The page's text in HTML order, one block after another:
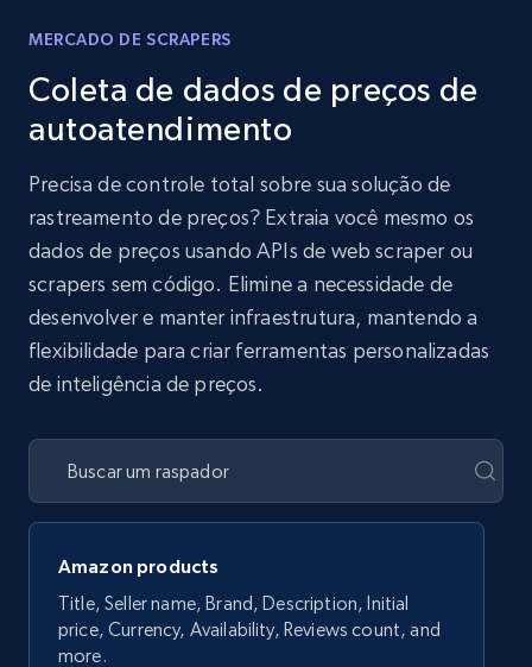
MERCADO DE SCRAPERS
Coleta de dados de preços de
autoatendimento
Precisa de controle total sobre sua solução de
rastreamento de preços? Extraia você mesmo os
dados de preços usando APIs de web scraper ou
scrapers sem código. Elimine a necessidade de
desenvolver e manter infraestrutura, mantendo a
flexibilidade para criar ferramentas personalizadas
de inteligência de preços.
Amazon products
Title, Seller name, Brand, Description, Initial
price, Currency, Availability, Reviews count, and
more.